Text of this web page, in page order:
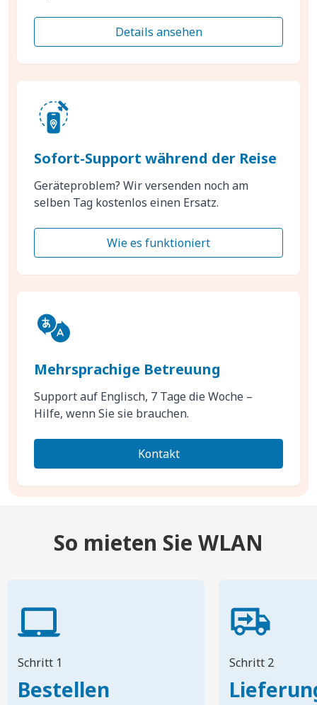
Details ansehen
Sofort-Support während der Reise
Geräteproblem? Wir versenden noch am
selben Tag kostenlos einen Ersatz.
Wie es funktioniert
Mehrsprachige Betreuung
Support auf Englisch, 7 Tage die Woche –
Hilfe, wenn Sie sie brauchen.
Kontakt
So mieten Sie WLAN
Schritt 1
Bestellen
Schritt 2